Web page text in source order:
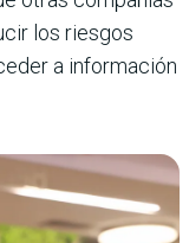
los riesgos
a información